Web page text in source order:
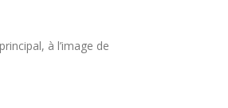
à l’image de